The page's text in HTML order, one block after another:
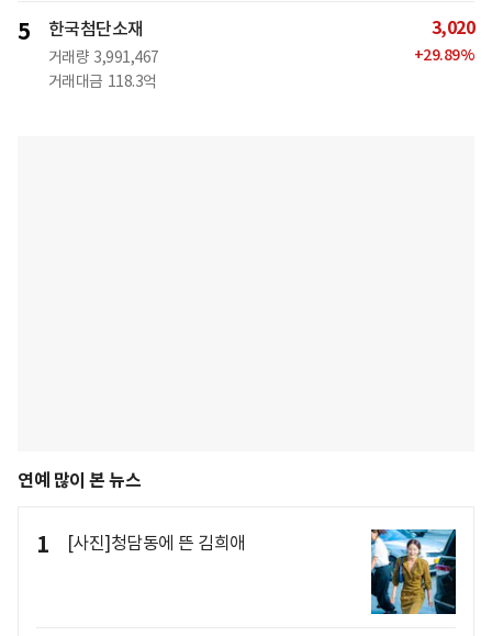
5 한국첨단소재
거래량 3,991,467
거래대금 118.3억
3,020
+29.89%
연예 많이 본 뉴스
1 [사진]청담동에 뜬 김희애